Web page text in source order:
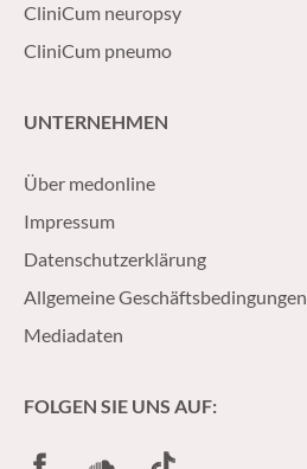
CliniCum neuropsy
CliniCum pneumo
UNTERNEHMEN
Über medonline
Impressum
Datenschutzerklärung
Allgemeine Geschäftsbedingungen
Mediadaten
FOLGEN SIE UNS AUF:
FacebookSoundCloud
TikTok